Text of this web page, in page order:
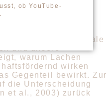
Als „soziales
spielt es eine zentrale
und unsere
warum Lachen
wirken
Gegenteil bewirkt. Zur
die Unterscheidung
et al., 2003) zurück
ob YouTube-